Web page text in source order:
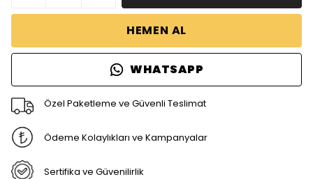
HEMEN AL
WHATSAPP
Özel Paketleme ve Güvenli Teslimat
Ödeme Kolaylıkları ve Kampanyalar
Sertifika ve Güvenilirlik